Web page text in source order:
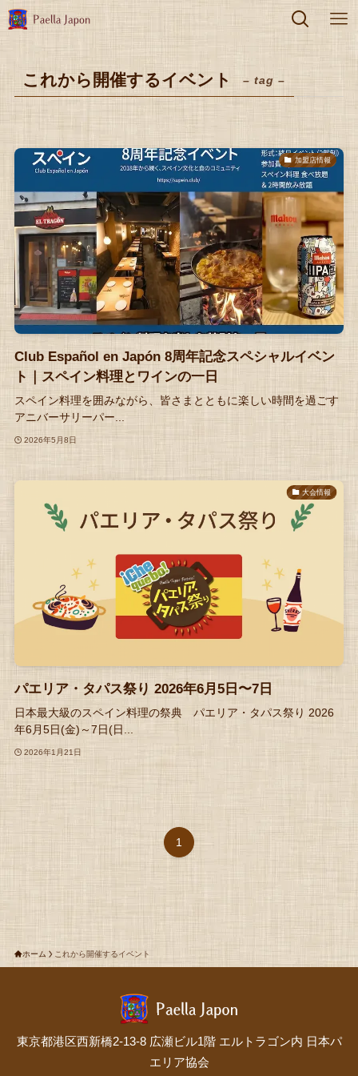
これから開催するイベント – tag –
加盟店情報
Club Español en Japón 8周年記念スペシャルイベン
ト｜スペイン料理とワインの一日
スペイン料理を囲みながら、皆さまとともに楽しい時間を過ごす
アニバーサリーパー...
2026年5月8日
大会情報
パエリア・タパス祭り 2026年6月5日〜7日
日本最大級のスペイン料理の祭典 パエリア・タパス祭り 2026
年6月5日(金)～7日(日...
2026年1月21日
1
ホーム これから開催するイベント
東京都港区西新橋2-13-8 広瀬ビル1階 エルトラゴン内 日本パ
エリア協会